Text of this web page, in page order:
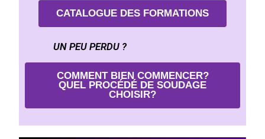
CATALOGUE DES FORMATIONS
UN PEU PERDU ?
COMMENT BIEN COMMENCER?
QUEL PROCÉDÉ DE SOUDAGE
CHOISIR?